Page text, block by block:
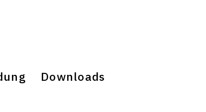
Downloads